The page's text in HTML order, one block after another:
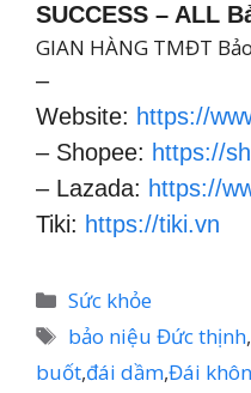
SUCCESS – ALL
GIAN HÀNG TMĐT
–
Website: https://
– Shopee: https://
– Lazada: https://
Tiki: https://tiki.vn
Danh
mục
Sức khỏe
Thẻ
bảo niệu Đức thịnh,
buốt,đái dầm,Đái